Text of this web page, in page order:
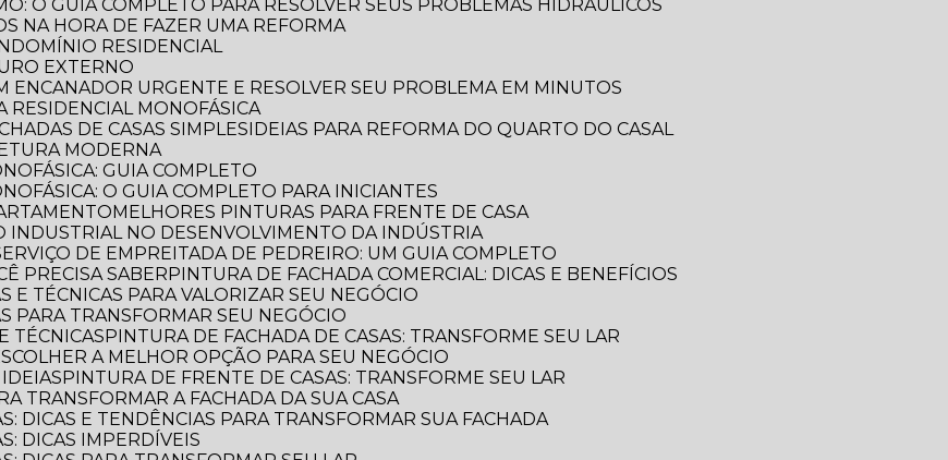
O GUIA COMPLETO PARA RESOLVER SEUS PROBLEMAS HIDRÁULICOS
NA HORA DE FAZER UMA REFORMA
RESIDENCIAL
EXTERNO
ENCANADOR URGENTE E RESOLVER SEU PROBLEMA EM MINUTOS
RESIDENCIAL MONOFÁSICA
DE CASAS SIMPLES IDEIAS PARA REFORMA DO QUARTO DO CASAL
MODERNA
GUIA COMPLETO
O GUIA COMPLETO PARA INICIANTES
MELHORES PINTURAS PARA FRENTE DE CASA
INDUSTRIAL NO DESENVOLVIMENTO DA INDÚSTRIA
DE EMPREITADA DE PEDREIRO: UM GUIA COMPLETO
PRECISA SABER
PINTURA DE FACHADA COMERCIAL: DICAS E BENEFÍCIOS
E TÉCNICAS PARA VALORIZAR SEU NEGÓCIO
PARA TRANSFORMAR SEU NEGÓCIO
TÉCNICAS
PINTURA DE FACHADA DE CASAS: TRANSFORME SEU LAR
A MELHOR OPÇÃO PARA SEU NEGÓCIO
PINTURA DE FRENTE DE CASAS: TRANSFORME SEU LAR
TRANSFORMAR A FACHADA DA SUA CASA
DICAS E TENDÊNCIAS PARA TRANSFORMAR SUA FACHADA
DICAS IMPERDÍVEIS